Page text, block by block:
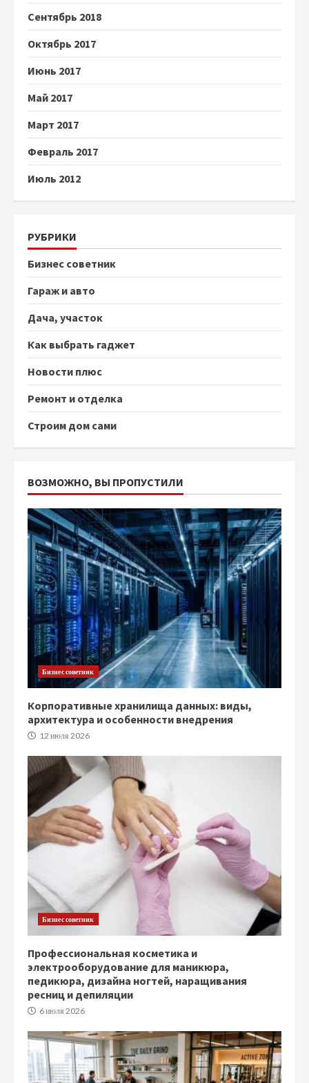
Сентябрь 2018
Октябрь 2017
Июнь 2017
Май 2017
Март 2017
Февраль 2017
Июль 2012
РУБРИКИ
Бизнес советник
Гараж и авто
Дача, участок
Как выбрать гаджет
Новости плюс
Ремонт и отделка
Строим дом сами
ВОЗМОЖНО, ВЫ ПРОПУСТИЛИ
Бизнес советник
Корпоративные хранилища данных: виды,
архитектура и особенности внедрения
12 июля 2026
Бизнес советник
Профессиональная косметика и
электрооборудование для маникюра,
педикюра, дизайна ногтей, наращивания
ресниц и депиляции
6 июля 2026